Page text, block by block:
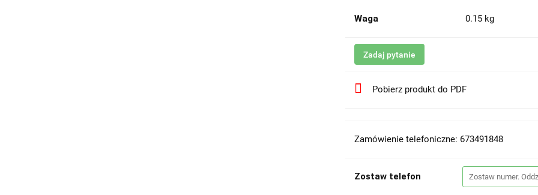
Waga 0.15 kg
Zadaj pytanie
Pobierz produkt do PDF
Zamówienie telefoniczne: 673491848
Zostaw telefon